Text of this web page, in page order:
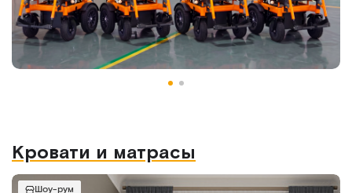
Кровати и матрасы
Шоу-рум